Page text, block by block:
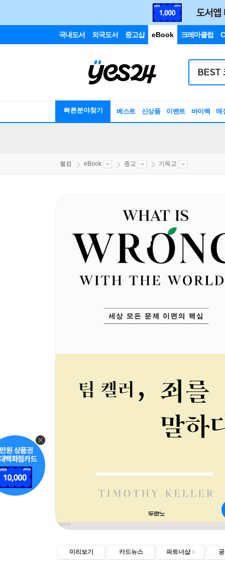
국내도서 외국도서 중고샵 eBook 크레마클럽
빠른분야찾기 베스트 신상품 이벤트 바이백 매
웰컴 eBook 종교 기독교
미리보기 카드뉴스 파트너샵